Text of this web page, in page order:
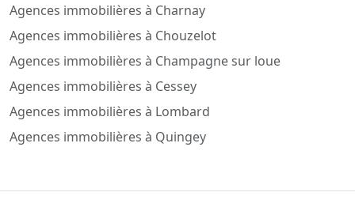
Agences immobilières à Charnay
Agences immobilières à Chouzelot
Agences immobilières à Champagne sur loue
Agences immobilières à Cessey
Agences immobilières à Lombard
Agences immobilières à Quingey